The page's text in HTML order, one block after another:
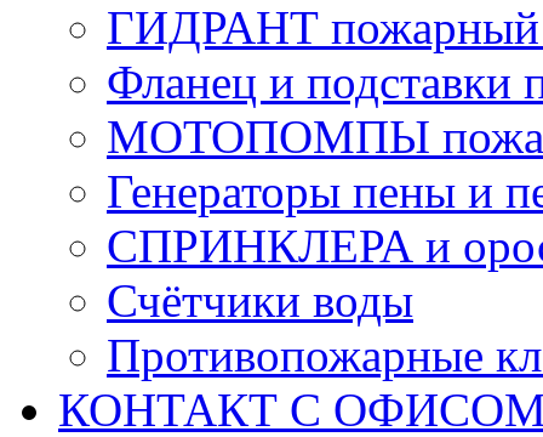
ГИДРАНТ пожарный
Фланец и подставки
МОТОПОМПЫ
Генераторы пены и
СПРИНКЛЕРА и
Счётчики воды
Противопожарные
КОНТАКТ С ОФИСОМ